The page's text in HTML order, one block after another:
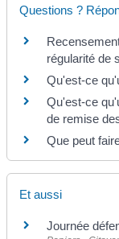
Questions ?
régularité de
Qu'est-ce
Qu'est-ce
de remise
Que peut
Et aussi
Journée